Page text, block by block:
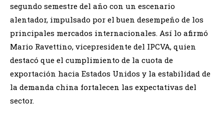
segundo semestre del año con un escenario
alentador, impulsado por el buen desempeño de los
principales mercados internacionales. Así lo afirmó
Mario Ravettino, vicepresidente del IPCVA, quien
destacó que el cumplimiento de la cuota de
exportación hacia Estados Unidos y la estabilidad de
la demanda china fortalecen las expectativas del
sector.